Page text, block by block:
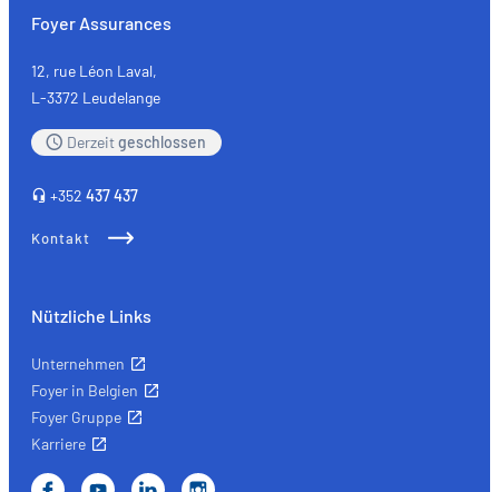
Foyer Assurances
12, rue Léon Laval,
L-3372 Leudelange
Derzeitgeschlossen
+352 437 437
Kontakt
Nützliche Links
Unternehmen
Foyer in Belgien
Foyer Gruppe
Karriere